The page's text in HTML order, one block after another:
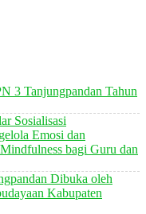
3 Tanjungpandan Tahun
Sosialisasi
Emosi dan
bagi Guru dan
Dibuka oleh
Kabupaten